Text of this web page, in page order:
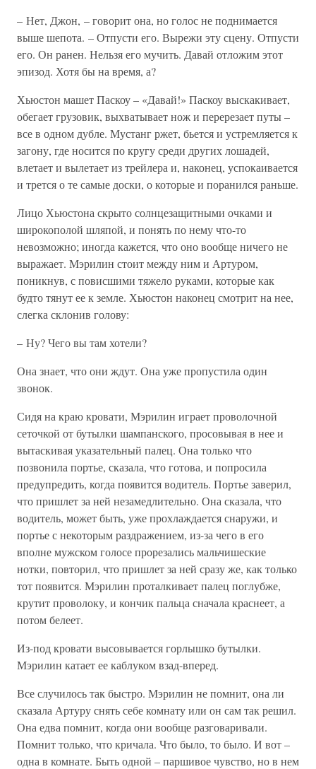
– Нет, Джон, – говорит она, но голос не поднимается
выше шепота. – Отпусти его. Вырежи эту сцену. Отпусти
его. Он ранен. Нельзя его мучить. Давай отложим этот
эпизод. Хотя бы на время, а?
Хьюстон машет Паскоу – «Давай!» Паскоу выскакивает,
обегает грузовик, выхватывает нож и перерезает путы –
все в одном дубле. Мустанг ржет, бьется и устремляется к
загону, где носится по кругу среди других лошадей,
влетает и вылетает из трейлера и, наконец, успокаивается
и трется о те самые доски, о которые и поранился раньше.
Лицо Хьюстона скрыто солнцезащитными очками и
широкополой шляпой, и понять по нему что-то
невозможно; иногда кажется, что оно вообще ничего не
выражает. Мэрилин стоит между ним и Артуром,
поникнув, с повисшими тяжело руками, которые как
будто тянут ее к земле. Хьюстон наконец смотрит на нее,
слегка склонив голову:
– Ну? Чего вы там хотели?
Она знает, что они ждут. Она уже пропустила один
звонок.
Сидя на краю кровати, Мэрилин играет проволочной
сеточкой от бутылки шампанского, просовывая в нее и
вытаскивая указательный палец. Она только что
позвонила портье, сказала, что готова, и попросила
предупредить, когда появится водитель. Портье заверил,
что пришлет за ней незамедлительно. Она сказала, что
водитель, может быть, уже прохлаждается снаружи, и
портье с некоторым раздражением, из-за чего в его
вполне мужском голосе прорезались мальчишеские
нотки, повторил, что пришлет за ней сразу же, как только
тот появится. Мэрилин проталкивает палец поглубже,
крутит проволоку, и кончик пальца сначала краснеет, а
потом белеет.
Из-под кровати высовывается горлышко бутылки.
Мэрилин катает ее каблуком взад-вперед.
Все случилось так быстро. Мэрилин не помнит, она ли
сказала Артуру снять себе комнату или он сам так решил.
Она едва помнит, когда они вообще разговаривали.
Помнит только, что кричала. Что было, то было. И вот –
одна в комнате. Быть одной – паршивое чувство, но в нем